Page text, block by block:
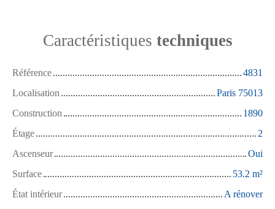
Caractéristiques techniques
Référence
4831
Localisation
Paris 75013
Construction
1890
Étage
2
Ascenseur
Oui
Surface
53.2 m²
État intérieur
A rénover